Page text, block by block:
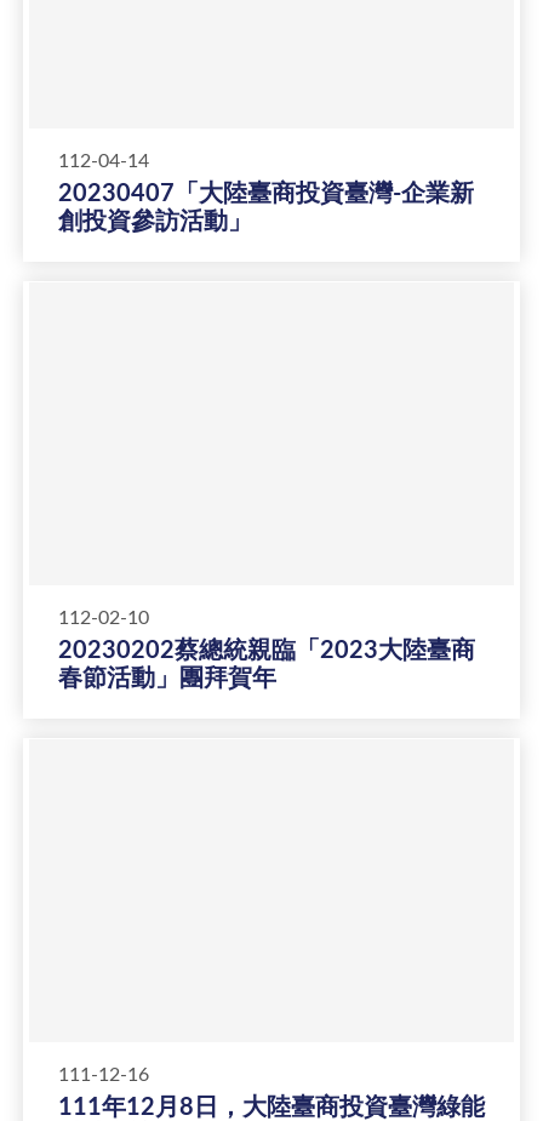
112-04-14
20230407「大陸臺商投資臺灣-企業新
創投資參訪活動」
112-02-10
20230202蔡總統親臨「2023大陸臺商
春節活動」團拜賀年
111-12-16
111年12月8日，大陸臺商投資臺灣綠能